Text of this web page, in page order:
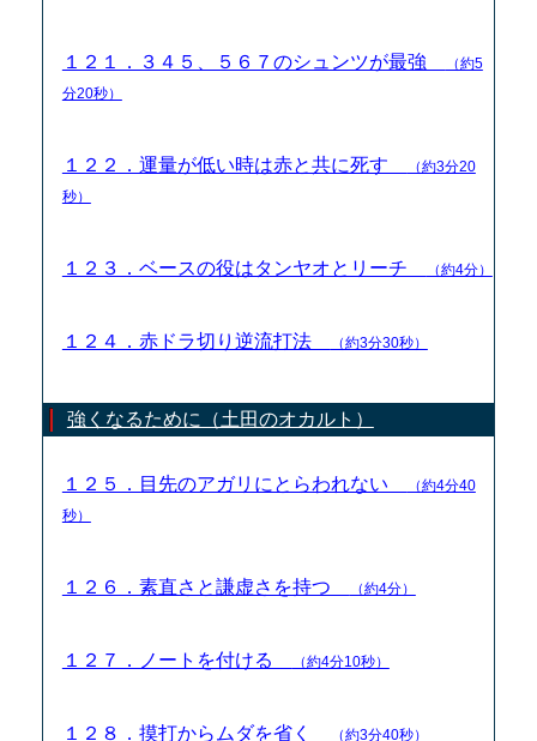
１２１．３４５、５６７のシュンツが最強
（約5
分20秒）
１２２．運量が低い時は赤と共に死す
（約3分20
秒）
１２３．ベースの役はタンヤオとリーチ （約4分）
１２４．赤ドラ切り逆流打法 （約3分30秒）
強くなるために（土田のオカルト）
１２５．目先のアガリにとらわれない
（約4分40
秒）
１２６．素直さと謙虚さを持つ （約4分）
１２７．ノートを付ける （約4分10秒）
１２８．摸打からムダを省く （約3分40秒）